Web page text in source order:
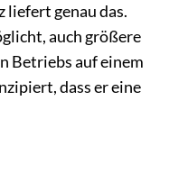
liefert genau das.
auch größere
Betriebs auf einem
dass er eine